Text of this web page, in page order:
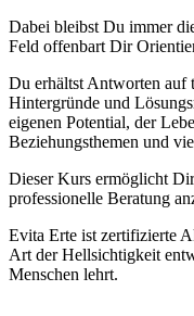
Dabei bleibst Du immer
Feld offenbart Dir
Du erhältst Antworten auf
Hintergründe und
eigenen Potential, der
Beziehungsthemen und
Dieser Kurs ermöglicht
professionelle Beratung
Evita Erte ist zertifizierte
Art der Hellsichtigkeit
Menschen lehrt.